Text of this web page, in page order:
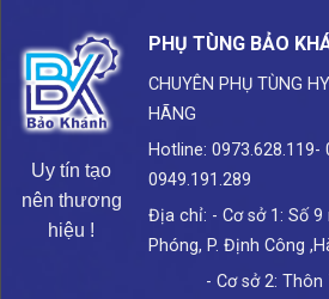
Uy tín tạo
nên thương
hiệu !
PHỤ TÙNG BẢO
CHUYÊN PHỤ TÙNG
HÃNG
Hotline: 0973.628.119-
0949.191.289
Địa chỉ: - Cơ sở 1: Số
Phóng, P. Định Công
- Cơ sở 2: